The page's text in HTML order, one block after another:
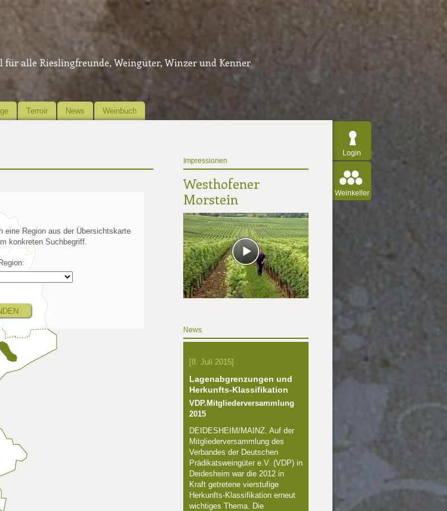
für alle Rieslingfreunde, Weingüter, Winzer und Kenner
Terroir News Weinbuch
Login
Weinkeller
eine Region aus der Übersichtskarte
konkreten Suchbegriff.
Impressionen
Westhofener
Morstein
News
[8. Juli 2015]
Lagenabgrenzungen und
Herkunfts-Klassifikation
VDP.Mitgliederversammlung
2015
DEIDESHEIM/MAINZ. Auf der
Mitgliederversammlung des
Verbandes der Deutschen
Prädikatsweingüter e.V. (VDP) in
Deidesheim war die 2012 in
Kraft getretene vierstufige
Herkunfts-Klassifikation erneut
wichtiges Thema. Die